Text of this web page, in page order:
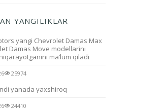
YANGILIKLAR
yangi Chevrolet Damas Max
Damas Move modellarini
ma’lum qiladi
25974
yanada yaxshiroq
24410